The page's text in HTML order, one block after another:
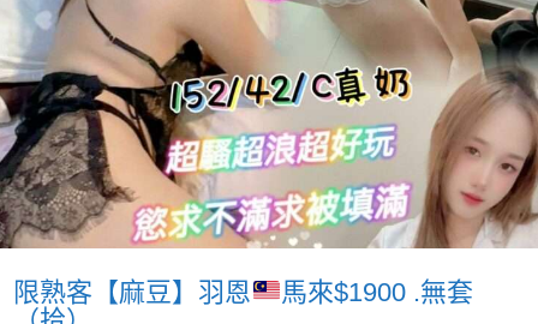
限熟客【麻豆】羽恩
馬來$1900 .無套